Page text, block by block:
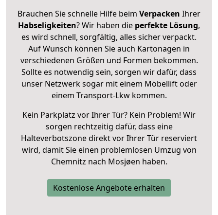
Brauchen Sie schnelle Hilfe beim Verpacken Ihrer
Habseligkeiten? Wir haben die perfekte Lösung,
es wird schnell, sorgfältig, alles sicher verpackt.
Auf Wunsch können Sie auch Kartonagen in
verschiedenen Größen und Formen bekommen.
Sollte es notwendig sein, sorgen wir dafür, dass
unser Netzwerk sogar mit einem Möbellift oder
einem Transport-Lkw kommen.
Kein Parkplatz vor Ihrer Tür? Kein Problem! Wir
sorgen rechtzeitig dafür, dass eine
Halteverbotszone direkt vor Ihrer Tür reserviert
wird, damit Sie einen problemlosen Umzug von
Chemnitz nach Mosjøen haben.
Kostenlose Angebote erhalten